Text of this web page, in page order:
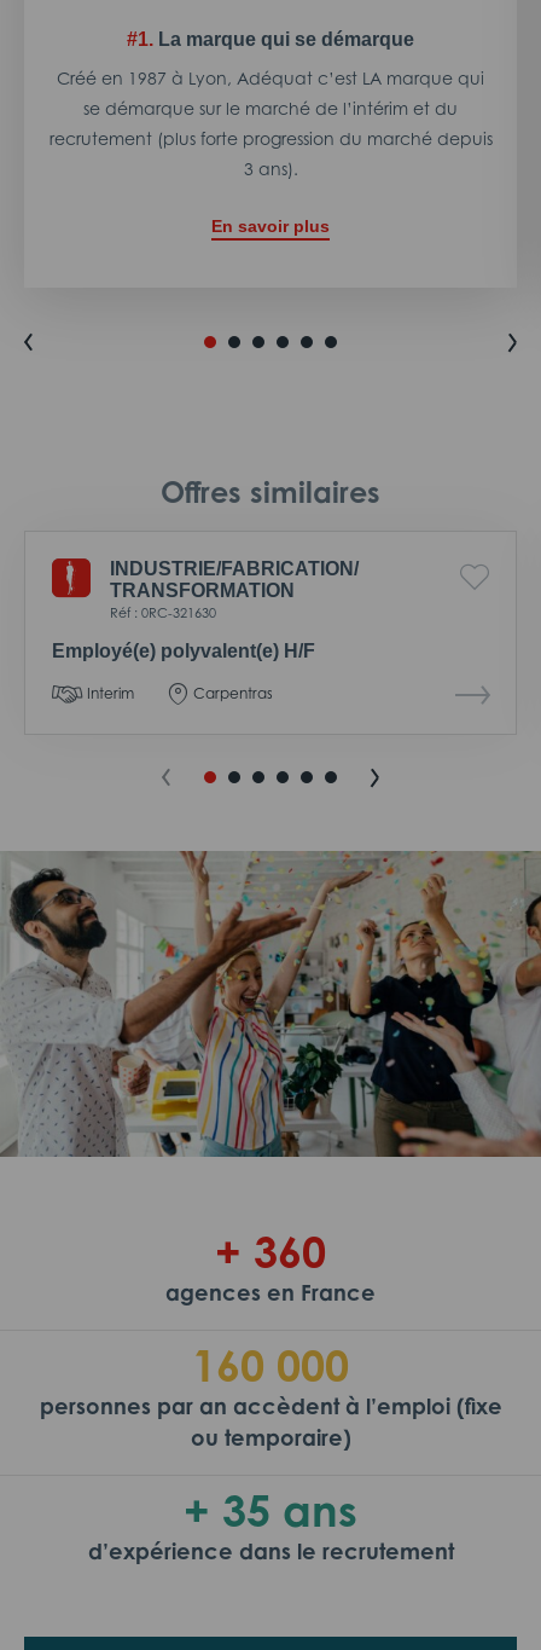
#1. La marque qui se démarque
Créé en 1987 à Lyon, Adéquat c’est LA marque qui
se démarque sur le marché de l’intérim et du
recrutement (plus forte progression du marché depuis
3 ans).
En savoir plus
Offres similaires
INDUSTRIE/FABRICATION/
TRANSFORMATION
Réf : 0RC-321630
Employé(e) polyvalent(e) H/F
Interim Carpentras
+ 360
agences en France
160 000
personnes par an accèdent à l’emploi (fixe
ou temporaire)
+ 35 ans
d’expérience dans le recrutement